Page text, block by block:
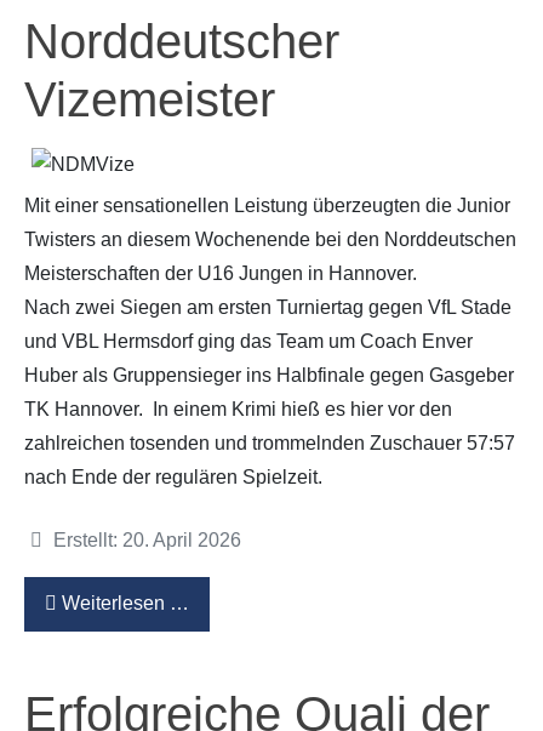
Norddeutscher
Vizemeister
Mit einer sensationellen Leistung überzeugten die Junior
Twisters an diesem Wochenende bei den Norddeutschen
Meisterschaften der U16 Jungen in Hannover.
Nach zwei Siegen am ersten Turniertag gegen VfL Stade
und VBL Hermsdorf ging das Team um Coach Enver
Huber als Gruppensieger ins Halbfinale gegen Gasgeber
TK Hannover. In einem Krimi hieß es hier vor den
zahlreichen tosenden und trommelnden Zuschauer 57:57
nach Ende der regulären Spielzeit.
Details
Erstellt: 20. April 2026
Weiterlesen …
Erfolgreiche Quali der